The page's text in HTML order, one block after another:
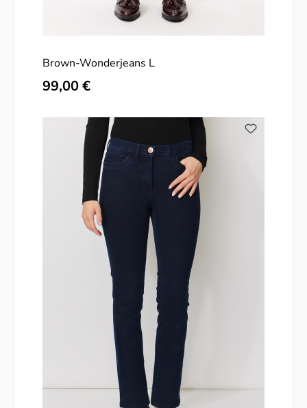
Brown-Wonderjeans L
Regulärer Preis:
99,00 €